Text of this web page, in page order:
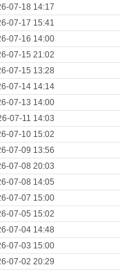
07-18 14:17
07-17 15:41
07-16 14:00
07-15 21:02
07-15 13:28
07-14 14:14
07-13 14:00
07-11 14:03
07-10 15:02
07-09 13:56
07-08 20:03
07-08 14:05
07-07 15:00
07-05 15:02
07-04 14:48
07-03 15:00
07-02 20:29